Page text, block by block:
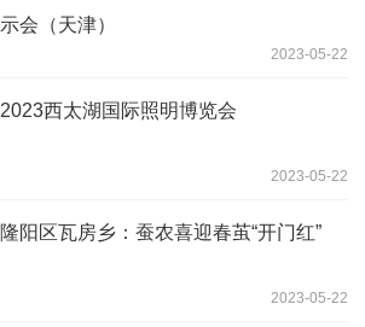
示会（天津）
2023-05-22
2023西太湖国际照明博览会
2023-05-22
隆阳区瓦房乡：蚕农喜迎春茧“开门红”
2023-05-22